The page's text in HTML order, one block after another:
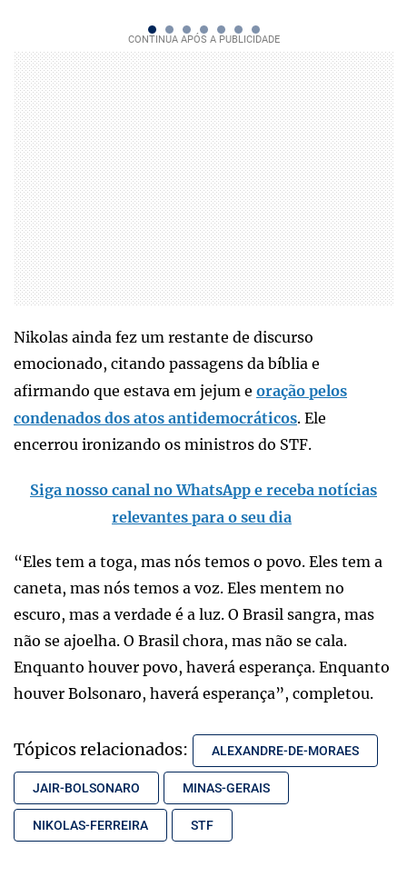
Nikolas ainda fez um restante de discurso
emocionado, citando passagens da bíblia e
afirmando que estava em jejum e oração pelos
condenados dos atos antidemocráticos. Ele
encerrou ironizando os ministros do STF.
Siga nosso canal no WhatsApp e receba notícias
relevantes para o seu dia
“Eles tem a toga, mas nós temos o povo. Eles tem a
caneta, mas nós temos a voz. Eles mentem no
escuro, mas a verdade é a luz. O Brasil sangra, mas
não se ajoelha. O Brasil chora, mas não se cala.
Enquanto houver povo, haverá esperança. Enquanto
houver Bolsonaro, haverá esperança”, completou.
Tópicos relacionados: ALEXANDRE-DE-MORAES
JAIR-BOLSONARO MINAS-GERAIS
NIKOLAS-FERREIRA STF